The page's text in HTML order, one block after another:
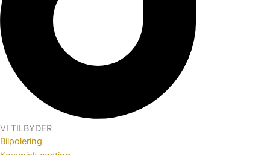
VI TILBYDER
Bilpolering